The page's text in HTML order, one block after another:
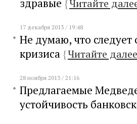
здравые {Читайте
17 декабря 2013 / 19:48
Не думаю, что
кризиса {Читайте далее
28 ноября 2013 / 21:16
Предлагаемые
устойчивость